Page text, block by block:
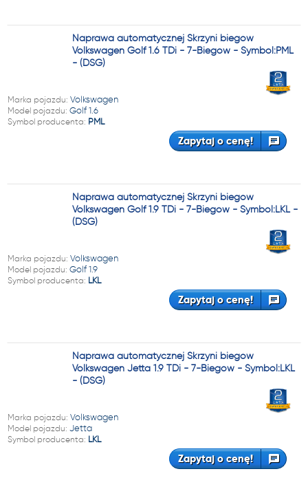
Naprawa automatycznej Skrzyni biegów
Volkswagen Golf 1.6 TDi - 7-Biegów - Symbol:PML
- (DSG)
Marka pojazdu: Volkswagen
Model pojazdu: Golf 1.6
Symbol producenta: PML
Zapytaj o cenę!
Naprawa automatycznej Skrzyni biegów
Volkswagen Golf 1.9 TDi - 7-Biegów - Symbol:LKL -
(DSG)
Marka pojazdu: Volkswagen
Model pojazdu: Golf 1.9
Symbol producenta: LKL
Zapytaj o cenę!
Naprawa automatycznej Skrzyni biegów
Volkswagen Jetta 1.9 TDi - 7-Biegów - Symbol:LKL
- (DSG)
Marka pojazdu: Volkswagen
Model pojazdu: Jetta
Symbol producenta: LKL
Zapytaj o cenę!